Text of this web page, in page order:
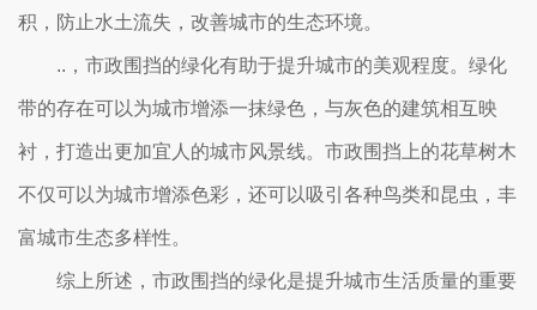
积，防止水土流失，改善城市的生态环境。
..，市政围挡的绿化有助于提升城市的美观程度。绿化
带的存在可以为城市增添一抹绿色，与灰色的建筑相互映
衬，打造出更加宜人的城市风景线。市政围挡上的花草树木
不仅可以为城市增添色彩，还可以吸引各种鸟类和昆虫，丰
富城市生态多样性。
综上所述，市政围挡的绿化是提升城市生活质量的重要